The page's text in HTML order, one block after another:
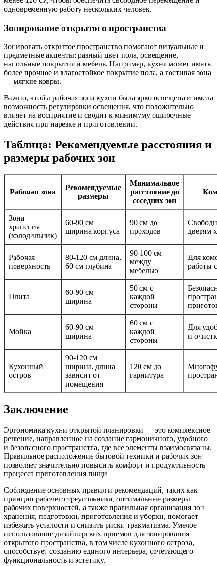
одновременную работу нескольких человек.
Зонирование открытого пространства
Зонировать открытое пространство помогают визуальные и
предметные акценты: разный цвет пола, освещение,
напольные покрытия и мебель. Например, кухня может иметь
более прочное и влагостойкое покрытие пола, а гостиная зона
— мягкие ковры.
Важно, чтобы рабочая зона кухни была ярко освещена и имела
возможность регулировки освещения, что положительно
влияет на восприятие и сводит к минимуму ошибочные
действия при нарезке и приготовлении.
Таблица: Рекомендуемые расстояния и
размеры рабочих зон
Рабочая зона
Рекомендуемые
размеры
Минимальное
расстояние до
соседних зон
Зона
хранения
(холодильник)
60-90 см
ширина корпуса
90 см до
проходов
дверям
Рабочая
поверхность
80-120 см длина,
60 см глубина
90-100 см
между
мебелью
Для
работы
Плита
60-90 см
ширина
50 см с
каждой
стороны
Мойка
60-90 см
ширина
60 см с
каждой
стороны
Для
и
Кухонный
остров
90-120 см
ширина, длина
зависит от
помещения
120 см до
гарнитура
Заключение
Эргономика кухни открытой планировки — это комплексное
решение, направленное на создание гармоничного, удобного
и безопасного пространства, где все элементы взаимосвязаны.
Правильное расположение бытовой техники и рабочих зон
позволяет значительно повысить комфорт и продуктивность
процесса приготовления пищи.
Соблюдение основных правил и рекомендаций, таких как
принцип рабочего треугольника, оптимальные размеры
рабочих поверхностей, а также правильная организация зон
хранения, подготовки, приготовления и уборки, помогает
избежать усталости и снизить риски травматизма. Умелое
использование дизайнерских приемов для зонирования
открытого пространства, в том числе кухонного острова,
способствует созданию единого интерьера, сочетающего
функциональность и эстетику.